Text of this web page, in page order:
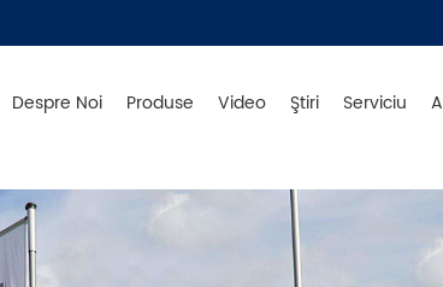
Despre Noi Produse Video Ştiri Serviciu